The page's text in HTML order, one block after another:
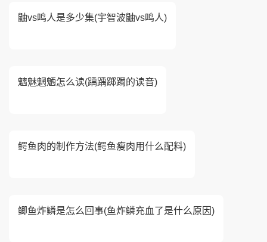
鼬vs鸣人是多少集(宇智波鼬vs鸣人)
魑魅魍魉怎么读(踽踽踯躅的读音)
鳄鱼肉的制作方法(鳄鱼瘦肉用什么配料)
鲫鱼炸鳞是怎么回事(鱼炸鳞充血了是什么原因)